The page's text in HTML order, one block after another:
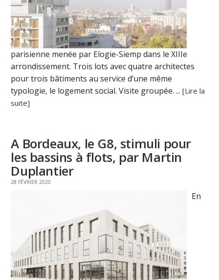
parisienne menée par Elogie-Siemp dans le XIIIe
arrondissement. Trois lots avec quatre architectes
pour trois bâtiments au service d’une même
typologie, le logement social. Visite groupée. ...[Lire la
suite]
A Bordeaux, le G8, stimuli pour
les bassins à flots, par Martin
Duplantier
28 FÉVRIER 2020
En